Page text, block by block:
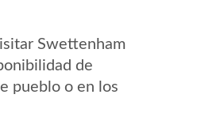
Swettenham
de
pueblo o en los